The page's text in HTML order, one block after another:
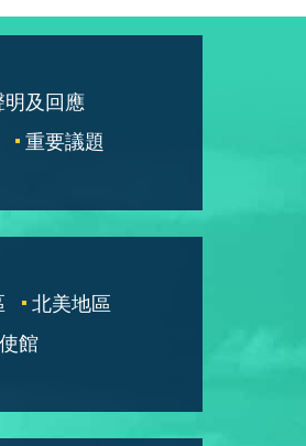
明及回應
重要議題
北美地區
館